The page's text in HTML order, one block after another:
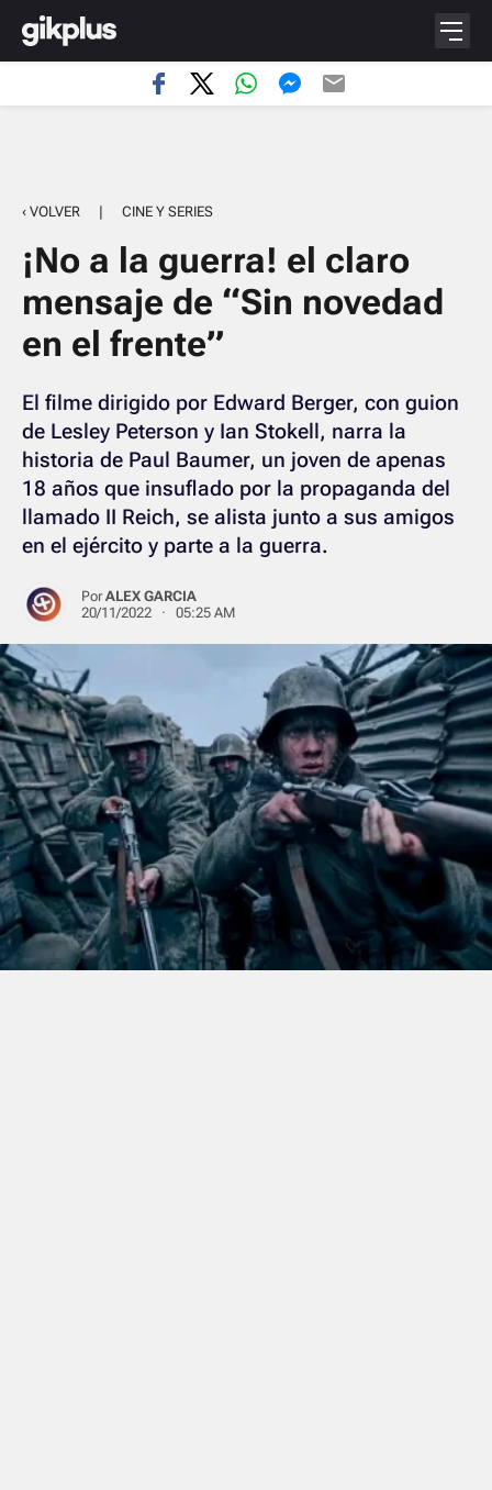
‹ VOLVER | CINE Y SERIES
¡No a la guerra! el claro
mensaje de “Sin novedad
en el frente”
El filme dirigido por Edward Berger, con guion
de Lesley Peterson y Ian Stokell, narra la
historia de Paul Baumer, un joven de apenas
18 años que insuflado por la propaganda del
llamado II Reich, se alista junto a sus amigos
en el ejército y parte a la guerra.
PorALEX GARCIA
20/11/2022 · 05:25 AM